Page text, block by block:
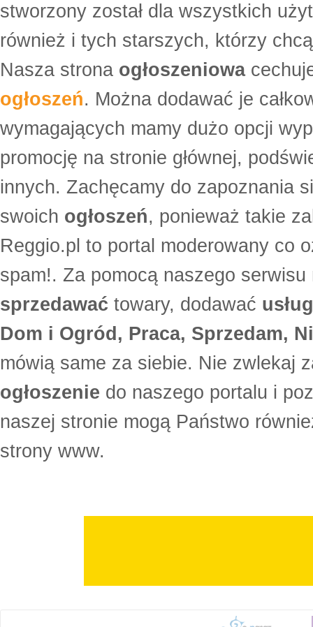
stworzony został dla wszystkich
również i tych starszych, którzy
Nasza strona ogłoszeniowa
ogłoszeń. Można dodawać je
wymagających mamy dużo opcji
promocję na stronie głównej,
innych. Zachęcamy do zapoznania
swoich ogłoszeń, ponieważ takie
Reggio.pl to portal moderowany co
spam!. Za pomocą naszego
sprzedawać towary, dodawać
Dom i Ogród, Praca, Sprzedam,
mówią same za siebie. Nie zwlekaj
ogłoszenie do naszego portalu i
naszej stronie mogą Państwo
strony www.